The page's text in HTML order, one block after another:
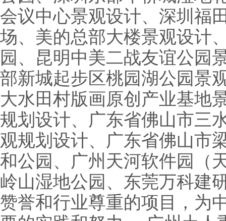
会议中心景观设计、深圳福
场、美的总部大楼景观设计
园、昆明中美二战友谊公园
部新城起步区桃园湖公园景
大水田村版画原创产业基地
规划设计、广东省佛山市三
观规划设计、广东省佛山市
和公园、广州天河软件园（
岭山湿地公园、东莞万科建
赞誉和行业尊重的项目，为